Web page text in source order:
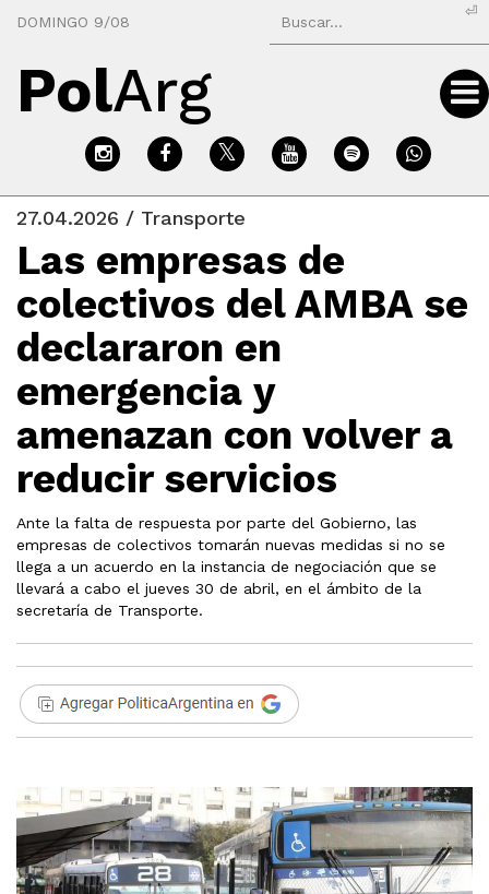
DOMINGO 9/08
⏎
PolArg
27.04.2026 / Transporte
Las empresas de
colectivos del AMBA se
declararon en
emergencia y
amenazan con volver a
reducir servicios
Ante la falta de respuesta por parte del Gobierno, las
empresas de colectivos tomarán nuevas medidas si no se
llega a un acuerdo en la instancia de negociación que se
llevará a cabo el jueves 30 de abril, en el ámbito de la
secretaría de Transporte.